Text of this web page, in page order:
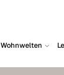
Wohnwelten